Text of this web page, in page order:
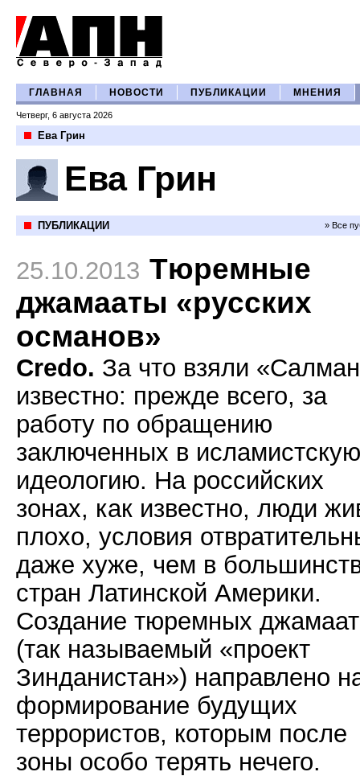
ГЛАВНАЯ НОВОСТИ ПУБЛИКАЦИИ МНЕНИЯ
Четверг, 6 августа 2026
Ева Грин
Ева Грин
ПУБЛИКАЦИИ » Все
25.10.2013 Тюремные
джамааты «русских
османов»
Credo. За что взяли
известно: прежде всего, за
работу по обращению
заключенных в исламистскую
идеологию. На российских
зонах, как известно, люди
плохо, условия
даже хуже, чем в
стран Латинской Америки.
Создание тюремных
(так называемый «проект
Зинданистан») направлено
формирование будущих
террористов, которым после
зоны особо терять нечего.